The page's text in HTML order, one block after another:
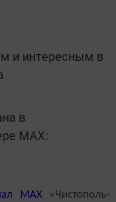
и интересным в
в
MАХ:
MAX«Чистополь-